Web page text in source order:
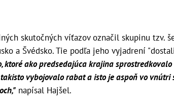
skutočných víťazov označil skupinu tzv.
a Švédsko. Tie podľa jeho vyjadrení
ktoré ako predsedajúca krajina
vybojovalo rabat a isto je aspoň vo vnútri
napísal Hajšel.